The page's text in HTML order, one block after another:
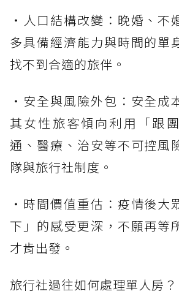
・人口結構改變：晚婚、不
多具備經濟能力與時間的單
找不到合適的旅伴。
・安全與風險外包：安全成
其女性旅客傾向利用「跟
通、醫療、治安等不可控風
隊與旅行社制度。
・時間價值重估：疫情後大
下」的感受更深，不願再等
才肯出發。
旅行社過往如何處理單人房？